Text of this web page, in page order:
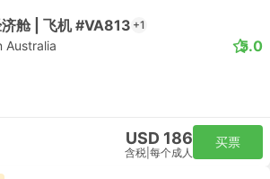
舱 | 飞机 #VA813 +1
Australia 5.0
USD 186
含税 每个成人
买票